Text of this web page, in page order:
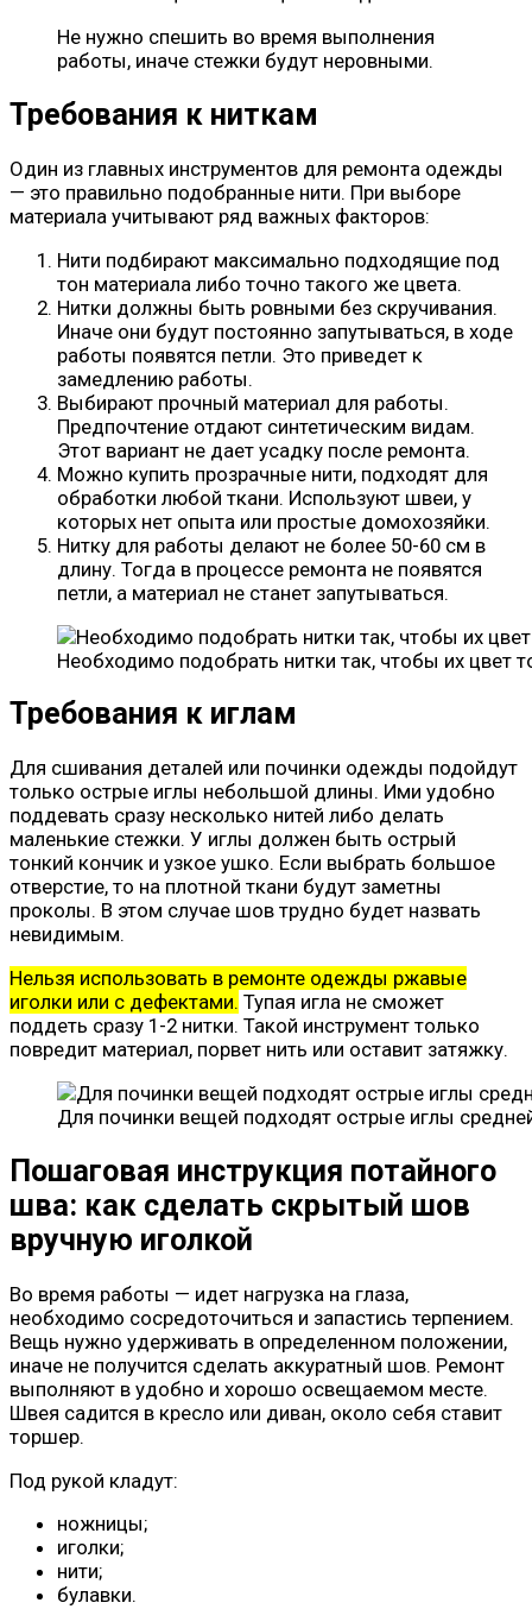
Не нужно спешить во время выполнения
работы, иначе стежки будут неровными.
Требования к ниткам
Один из главных инструментов для ремонта одежды
— это правильно подобранные нити. При выборе
материала учитывают ряд важных факторов:
Нити подбирают максимально подходящие под
тон материала либо точно такого же цвета.
Нитки должны быть ровными без скручивания.
Иначе они будут постоянно запутываться, в ходе
работы появятся петли. Это приведет к
замедлению работы.
Выбирают прочный материал для работы.
Предпочтение отдают синтетическим видам.
Этот вариант не дает усадку после ремонта.
Можно купить прозрачные нити, подходят для
обработки любой ткани. Используют швеи, у
которых нет опыта или простые домохозяйки.
Нитку для работы делают не более 50-60 см в
длину. Тогда в процессе ремонта не появятся
петли, а материал не станет запутываться.
Необходимо подобрать нитки так, чтобы их цвет
Требования к иглам
Для сшивания деталей или починки одежды подойдут
только острые иглы небольшой длины. Ими удобно
поддевать сразу несколько нитей либо делать
маленькие стежки. У иглы должен быть острый
тонкий кончик и узкое ушко. Если выбрать большое
отверстие, то на плотной ткани будут заметны
проколы. В этом случае шов трудно будет назвать
невидимым.
Нельзя использовать в ремонте одежды ржавые
иголки или с дефектами. Тупая игла не сможет
поддеть сразу 1-2 нитки. Такой инструмент только
повредит материал, порвет нить или оставит затяжку.
Для починки вещей подходят острые иглы
Пошаговая инструкция потайного
шва: как сделать скрытый шов
вручную иголкой
Во время работы — идет нагрузка на глаза,
необходимо сосредоточиться и запастись терпением.
Вещь нужно удерживать в определенном положении,
иначе не получится сделать аккуратный шов. Ремонт
выполняют в удобно и хорошо освещаемом месте.
Швея садится в кресло или диван, около себя ставит
торшер.
Под рукой кладут:
ножницы;
иголки;
нити;
булавки.